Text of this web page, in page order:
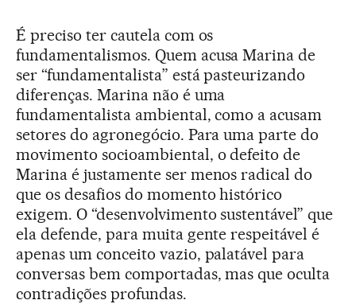
É preciso ter cautela com os
fundamentalismos. Quem acusa Marina de
ser “fundamentalista” está pasteurizando
diferenças. Marina não é uma
fundamentalista ambiental, como a acusam
setores do agronegócio. Para uma parte do
movimento socioambiental, o defeito de
Marina é justamente ser menos radical do
que os desafios do momento histórico
exigem. O “desenvolvimento sustentável” que
ela defende, para muita gente respeitável é
apenas um conceito vazio, palatável para
conversas bem comportadas, mas que oculta
contradições profundas.